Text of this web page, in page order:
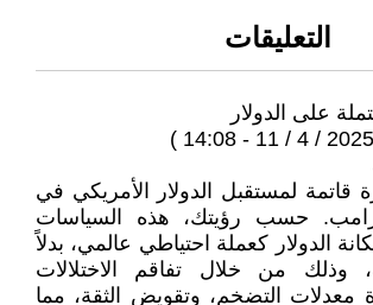
التعليقات
قاتمة لمستقبل الدولار الأمريكي في
حسب رؤيتك، هذه السياسات
الدولار كعملة احتياطي عالمي، بدلاً
وذلك من خلال تفاقم الاختلالات
معدلات التضخم، وتقويض الثقة، مما